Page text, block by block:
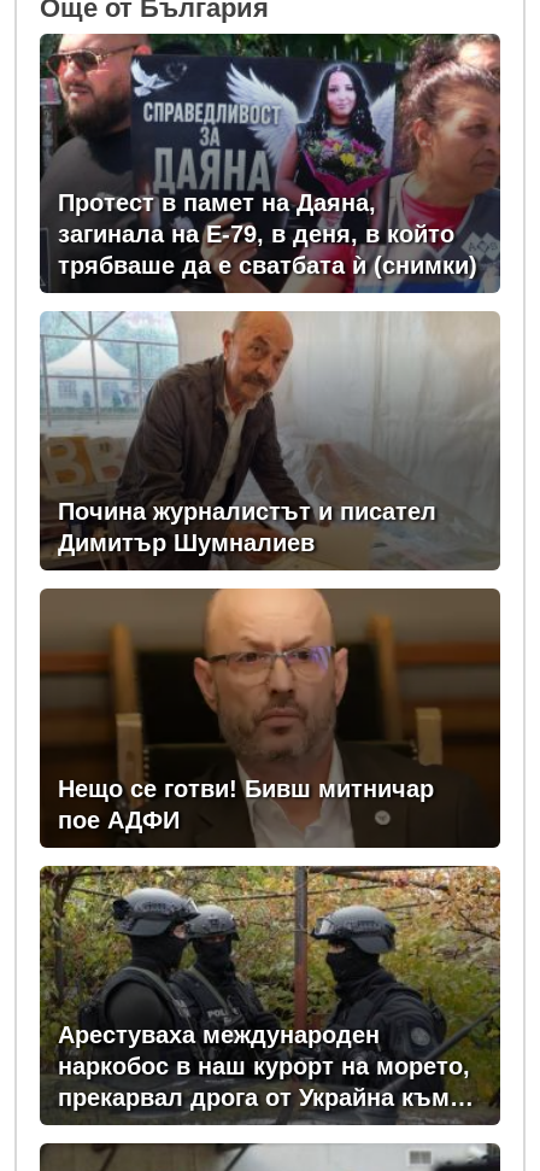
Oще от България
Протест в памет на Даяна,
загинала на Е-79, в деня, в който
трябваше да е сватбата ѝ (снимки)
Почина журналистът и писател
Димитър Шумналиев
Нещо се готви! Бивш митничар
пое АДФИ
Арестуваха международен
наркобос в наш курорт на морето,
прекарвал дрога от Украйна към
ЕС